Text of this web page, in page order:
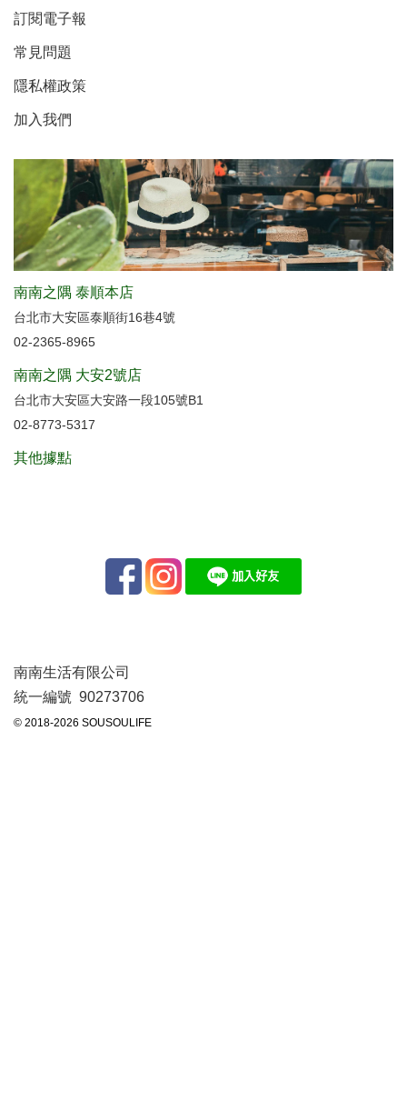
訂閱電子報
常見問題
隱私權政策
加入我們
南南之隅 泰順本店
台北市大安區泰順街16巷4號
02-2365-8965
南南之隅 大安2號店
台北市大安區大安路一段105號B1
02-8773-5317
其他據點
南南生活有限公司
統一編號 90273706
© 2018-2026 SOUSOULIFE